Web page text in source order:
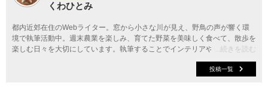
くわひとみ
...続きを読む
都内近郊在住のWebライター。窓から小さな川が見え、野鳥の声が響く環
境で執筆活動中。週末農業を楽しみ、育てた野菜を美味しく食べて、散歩を
楽しむ日々を大切にしています。執筆することでインテリアやファッショ
ン、料理など、新しい情報やアイデアを知り、お伝えできることに幸せを感
投稿一覧